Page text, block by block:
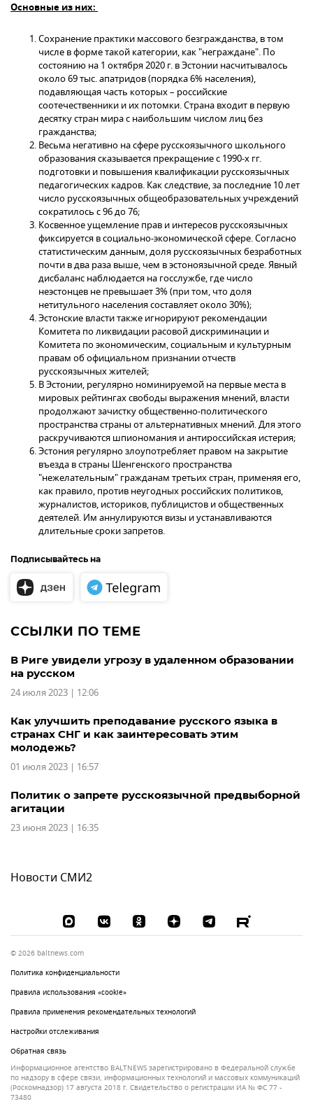
Основныеиз них:
Сохранение практики массового безгражданства, в том
числе в форме такой категории, как "неграждане". По
состоянию на 1 октября 2020 г. в Эстонии насчитывалось
около 69 тыс. апатридов (порядка 6% населения),
подавляющая часть которых – российские
соотечественники и их потомки. Страна входит в первую
десятку стран мира с наибольшим числом лиц без
гражданства;
Весьма негативно на сфере русскоязычного школьного
образования сказывается прекращение с 1990-х гг.
подготовки и повышения квалификации русскоязычных
педагогических кадров. Как следствие, за последние 10 лет
число русскоязычных общеобразовательных учреждений
сократилось с 96 до 76;
Косвенное ущемление прав и интересов русскоязычных
фиксируется в социально-экономической сфере. Согласно
статистическим данным, доля русскоязычных безработных
почти в два раза выше, чем в эстоноязычной среде. Явный
дисбаланс наблюдается на госслужбе, где число
неэстонцев не превышает 3% (при том, что доля
нетитульного населения составляет около 30%);
Эстонские власти также игнорируют рекомендации
Комитета по ликвидации расовой дискриминации и
Комитета по экономическим, социальным и культурным
правам об официальном признании отчеств
русскоязычных жителей;
В Эстонии, регулярно номинируемой на первые места в
мировых рейтингах свободы выражения мнений, власти
продолжают зачистку общественно-политического
пространства страны от альтернативных мнений. Для этого
раскручиваются шпиономания и антироссийская истерия;
Эстония регулярно злоупотребляет правом на закрытие
въезда в страны Шенгенского пространства
"нежелательным" гражданам третьих стран, применяя его,
как правило, против неугодных российских политиков,
журналистов, историков, публицистов и общественных
деятелей. Им аннулируются визы и устанавливаются
длительные сроки запретов.
Подписывайтесь на
ССЫЛКИ ПО ТЕМЕ
В Риге увидели угрозу в удаленном образовании
на русском
24 июля 2023 | 12:06
Как улучшить преподавание русского языка в
странах СНГ и как заинтересовать этим
молодежь?
01 июля 2023 | 16:57
Политик о запрете русскоязычной предвыборной
агитации
23 июня 2023 | 16:35
Новости СМИ2
© 2026 baltnews.com
Политика конфиденциальности
Правила использования «cookie»
Правила применения рекомендательных технологий
Настройки отслеживания
Обратная связь
Информационное агентство BALTNEWS зарегистрировано в Федеральной службе
по надзору в сфере связи, информационных технологий и массовых коммуникаций
(Роскомнадзор) 17 августа 2018 г. Свидетельство о регистрации ИА № ФС 77 -
73480